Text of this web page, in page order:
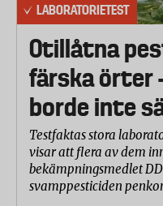
LABORATORIETEST
Otillåtna
färska örter
borde inte
Testfaktas stora
visar att flera av dem
bekämpningsmedlet
svamppesticiden